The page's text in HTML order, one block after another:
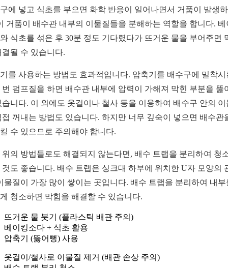
에 넣고 식초를 부으면 화학 반응이 일어나면서 거품이 발생
거품이 배수관 내부의 이물질들을 분해하는 역할을 합니다. 베
식초를 섞은 후 30분 정도 기다렸다가 뜨거운 물을 부어주면
결될 수 있습니다.
를 사용하는 방법도 효과적입니다. 압축기를 배수구에 밀착시
번 펌프질을 하면 배수관 내부에 압력이 가해져 막힌 부분을 뚫
습니다. 이 외에도 옷걸이나 철사 등을 이용하여 배수구 안의 이
접 꺼내는 방법도 있습니다. 하지만 너무 깊숙이 넣으면 배수관
수 있으므로 주의해야 합니다.
위의 방법들로도 해결되지 않는다면, 배수 트랩을 분리하여 청
것도 좋습니다. 배수 트랩은 싱크대 하부에 위치한 U자 모양의
물질이 가장 많이 쌓이는 곳입니다. 배수 트랩을 분리하여 내부
청소하면 막힘을 해결할 수 있습니다.
뜨거운 물 붓기 (플라스틱 배관 주의)
베이킹소다 + 식초 활용
압축기 (뚫어뻥) 사용
옷걸이/철사로 이물질 제거 (배관 손상 주의)